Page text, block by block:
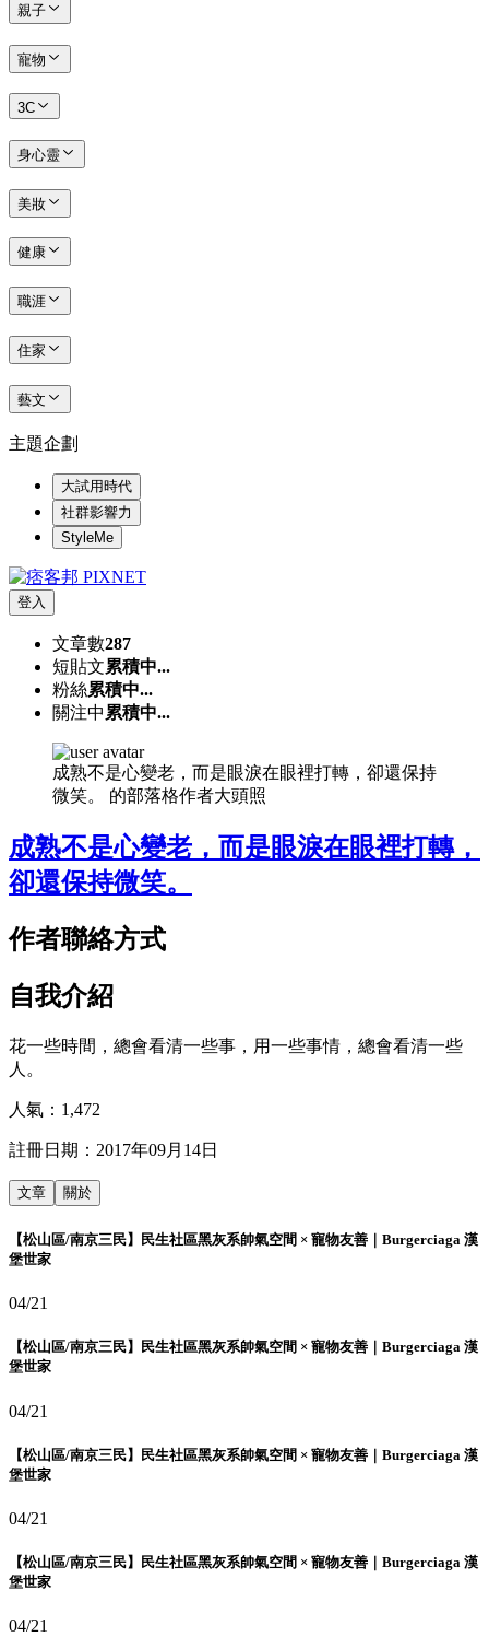
親子
寵物
3C
身心靈
美妝
健康
職涯
住家
藝文
主題企劃
大試用時代
社群影響力
StyleMe
登入
文章數287
短貼文累積中...
粉絲累積中...
關注中 累積中...
成熟不是心變老，而是眼淚在眼裡打轉，卻還保持
微笑。 的部落格作者大頭照
成熟不是心變老，而是眼淚在眼裡打轉，
卻還保持微笑。
作者聯絡方式
自我介紹
花一些時間，總會看清一些事，用一些事情，總會看清一些
人。
人氣： 1,472
註冊日期： 2017年09月14日
文章 關於
【松山區/南京三民】民生社區黑灰系帥氣空間 × 寵物友善｜Burgerciaga 漢
堡世家
04/21
【松山區/南京三民】民生社區黑灰系帥氣空間 × 寵物友善｜Burgerciaga 漢
堡世家
04/21
【松山區/南京三民】民生社區黑灰系帥氣空間 × 寵物友善｜Burgerciaga 漢
堡世家
04/21
【松山區/南京三民】民生社區黑灰系帥氣空間 × 寵物友善｜Burgerciaga 漢
堡世家
04/21